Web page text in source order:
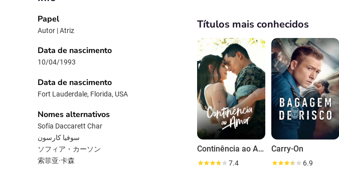
Papel
Autor | Atriz
Data de nascimento
10/04/1993
Data de nascimento
Fort Lauderdale, Florida, USA
Nomes alternativos
Sofía Daccarett Char
سوفیا کارسون
ソフィア・カーソン
索菲亚·卡森
Títulos mais conhecidos
Continência ao Amor
7.4
Carry-On
6.9